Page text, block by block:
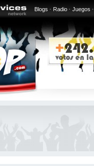
Blogs · Radio · Juegos ·